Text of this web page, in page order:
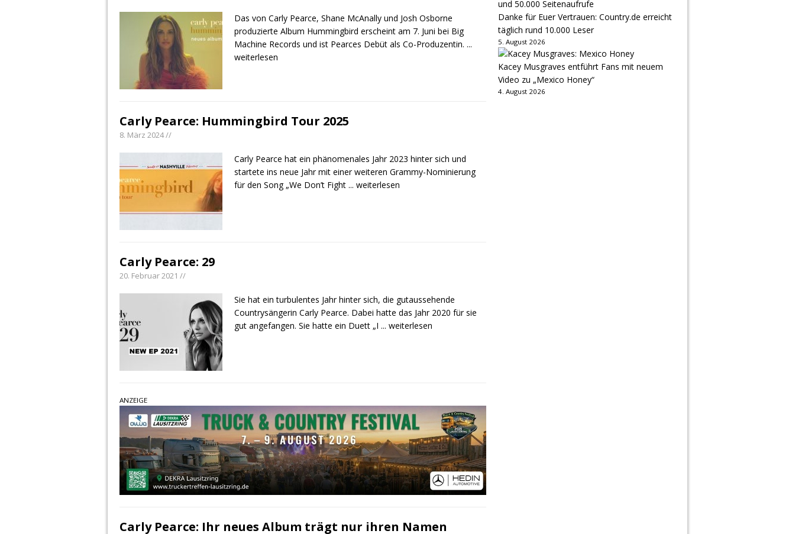
Das von Carly Pearce, Shane McAnally und Josh Osborne
produzierte Album Hummingbird erscheint am 7. Juni bei Big
Machine Records und ist Pearces Debüt als Co-Produzentin. ...
weiterlesen
Carly Pearce: Hummingbird Tour 2025
8. März 2024 //
Carly Pearce hat ein phänomenales Jahr 2023 hinter sich und
startete ins neue Jahr mit einer weiteren Grammy-Nominierung
für den Song „We Don’t Fight ... weiterlesen
Carly Pearce: 29
20. Februar 2021 //
Sie hat ein turbulentes Jahr hinter sich, die gutaussehende
Countrysängerin Carly Pearce. Dabei hatte das Jahr 2020 für sie
gut angefangen. Sie hatte ein Duett „I ... weiterlesen
ANZEIGE
Carly Pearce: Ihr neues Album trägt nur ihren Namen
Danke für Euer Vertrauen: Country.de erreicht
täglich rund 10.000 Leser
5. August 2026
Kacey Musgraves entführt Fans mit neuem
Video zu „Mexico Honey“
4. August 2026